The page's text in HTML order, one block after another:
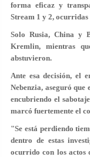
forma eficaz y
Stream 1 y 2, ocurridas
Solo Rusia, China y
Kremlin, mientras
abstuvieron.
Ante esa decisión, el
Nebenzia, aseguró
encubriendo el
marcó fuertemente el
"Se está perdiendo
dentro de estas
ocurrido con los actos